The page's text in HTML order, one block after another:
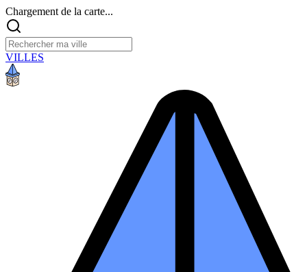
Chargement de la carte...
VILLES